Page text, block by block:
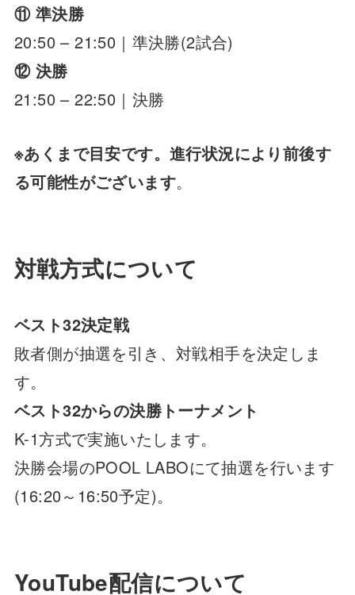
⑪ 準決勝
20:50 – 21:50｜準決勝(2試合)
⑫ 決勝
21:50 – 22:50｜決勝
※あくまで目安です。進行状況により前後す
る可能性がございます。
対戦方式について
ベスト32決定戦
敗者側が抽選を引き、対戦相手を決定しま
す。
ベスト32からの決勝トーナメント
K-1方式で実施いたします。
決勝会場のPOOL LABOにて抽選を行います
(16:20～16:50予定)。
YouTube配信について